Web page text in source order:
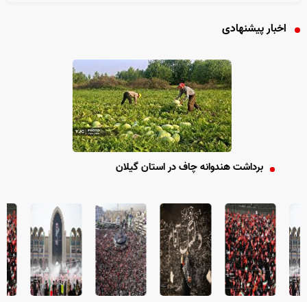
اخبار پیشنهادی
برداشت هندوانه چاف در استان گیلان